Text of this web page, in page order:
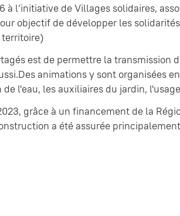
à l’initiative de Villages solidaires,
objectif de développer les
est de permettre la transmission
animations y sont organisées
l'eau, les auxiliaires du jardin,
grâce à un financement de la
a été assurée